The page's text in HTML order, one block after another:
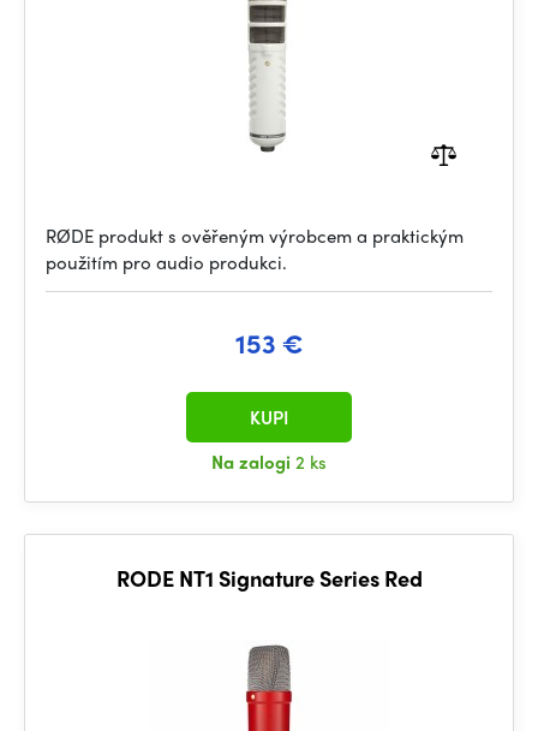
RØDE produkt s ověřeným výrobcem a praktickým
použitím pro audio produkci.
153 €
Na zalogi 2 ks
KUPI
RODE NT1 Signature Series Red